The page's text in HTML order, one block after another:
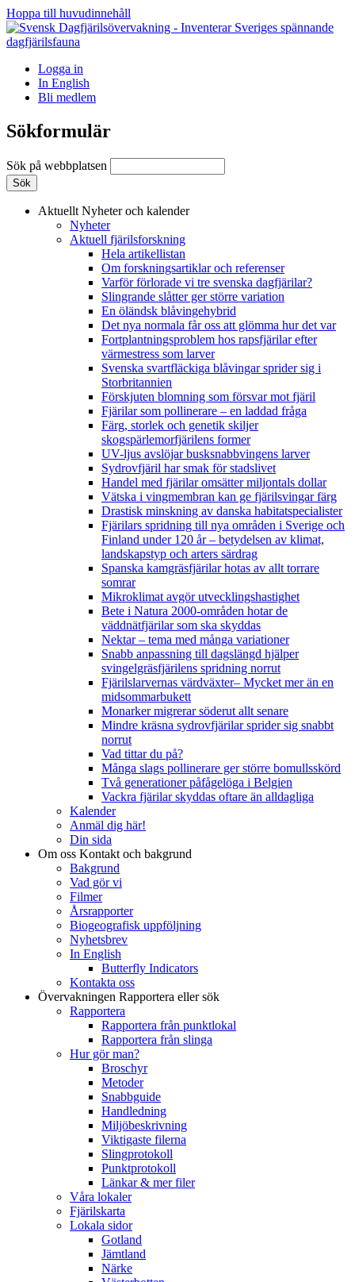
Hoppa till huvudinnehåll
Logga in
In English
Bli medlem
Sökformulär
Sök på webbplatsen
Aktuellt Nyheter och kalender
Nyheter
Aktuell fjärilsforskning
Hela artikellistan
Om forskningsartiklar och referenser
Varför förlorade vi tre svenska dagfjärilar?
Slingrande slåtter ger större variation
En öländsk blåvingehybrid
Det nya normala får oss att glömma hur det var
Fortplantningsproblem hos rapsfjärilar efter
värmestress som larver
Svenska svartfläckiga blåvingar sprider sig i
Storbritannien
Förskjuten blomning som försvar mot fjäril
Fjärilar som pollinerare – en laddad fråga
Färg, storlek och genetik skiljer
skogspärlemorfjärilens former
UV-ljus avslöjar busksnabbvingens larver
Sydrovfjäril har smak för stadslivet
Handel med fjärilar omsätter miljontals dollar
Vätska i vingmembran kan ge fjärilsvingar färg
Drastisk minskning av danska habitatspecialister
Fjärilars spridning till nya områden i Sverige och
Finland under 120 år– betydelsen av klimat,
landskapstyp och arters särdrag
Spanska kamgräsfjärilar hotas av allt torrare
somrar
Mikroklimat avgör utvecklingshastighet
Bete i Natura 2000-områden hotar de
väddnätfjärilar som ska skyddas
Nektar – tema med många variationer
Snabb anpassning till dagslängd hjälper
svingelgräsfjärilens spridning norrut
Fjärilslarvernas värdväxter– Mycket mer än en
midsommarbukett
Monarker migrerar söderut allt senare
Mindre kräsna sydrovfjärilar sprider sig snabbt
norrut
Vad tittar du på?
Många slags pollinerare ger större bomullsskörd
Två generationer påfågelöga i Belgien
Vackra fjärilar skyddas oftare än alldagliga
Kalender
Anmäl dig här!
Din sida
Om oss Kontakt och bakgrund
Bakgrund
Vad gör vi
Filmer
Årsrapporter
Biogeografisk uppföljning
Nyhetsbrev
In English
Butterfly Indicators
Kontakta oss
Övervakningen Rapportera eller sök
Rapportera
Rapportera från punktlokal
Rapportera från slinga
Hur gör man?
Broschyr
Metoder
Snabbguide
Handledning
Miljöbeskrivning
Viktigaste filerna
Slingprotokoll
Punktprotokoll
Länkar & mer filer
Våra lokaler
Fjärilskarta
Lokala sidor
Gotland
Jämtland
Närke